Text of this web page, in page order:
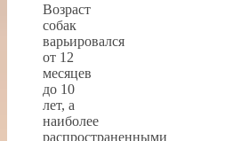
Возраст
собак
варьировался
от 12
месяцев
до 10
лет, а
наиболее
распространенными